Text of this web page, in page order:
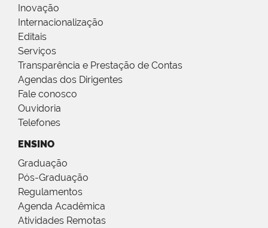
Inovação
Internacionalização
Editais
Serviços
Transparência e Prestação de Contas
Agendas dos Dirigentes
Fale conosco
Ouvidoria
Telefones
ENSINO
Graduação
Pós-Graduação
Regulamentos
Agenda Acadêmica
Atividades Remotas